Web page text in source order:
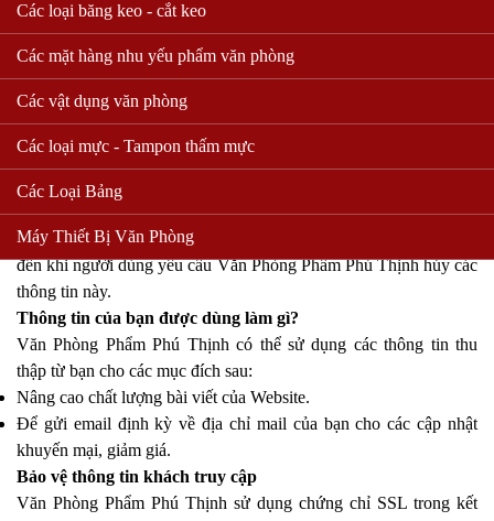
Các loại băng keo - cắt keo
Các mặt hàng nhu yếu phẩm văn phòng
Các vật dụng văn phòng
Các loại mực - Tampon thấm mực
Các Loại Bảng
Máy Thiết Bị Văn Phòng
khyến mãi.
Khi nào thông tin được thu thập?
Văn Phòng Phẩm Phú Thịnh thu thập thông tin khi bạn đăng ký
Thông tin được lưu trong bao lâu?
Thông tin thành viên được lưu trữ từ khi bạn đăng ký hoặc cung
cấp các thông tin này cho Văn Phòng Phẩm Phú Thịnh qua các
tính năng đăng ký. Thông tin thành viên, đăng ký sẽ được lưu trữ
đến khi người dùng yêu cầu Văn Phòng Phẩm Phú Thịnh hủy các
thông tin này.
Thông tin của bạn được dùng làm gì?
Văn Phòng Phẩm Phú Thịnh có thể sử dụng các thông tin thu
thập từ bạn cho các mục đích sau:
Nâng cao chất lượng bài viết của Website.
Để gửi email định kỳ về địa chỉ mail của bạn cho các cập nhật
khuyến mại, giảm giá.
Bảo vệ thông tin khách truy cập
Văn Phòng Phẩm Phú Thịnh sử dụng chứng chỉ SSL trong kết